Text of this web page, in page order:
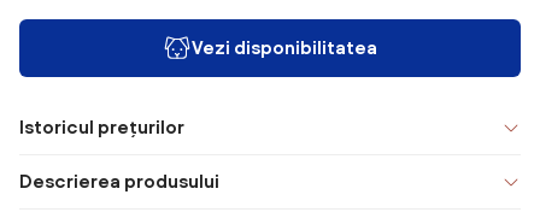
Vezi disponibilitatea
Istoricul prețurilor
Descrierea produsului